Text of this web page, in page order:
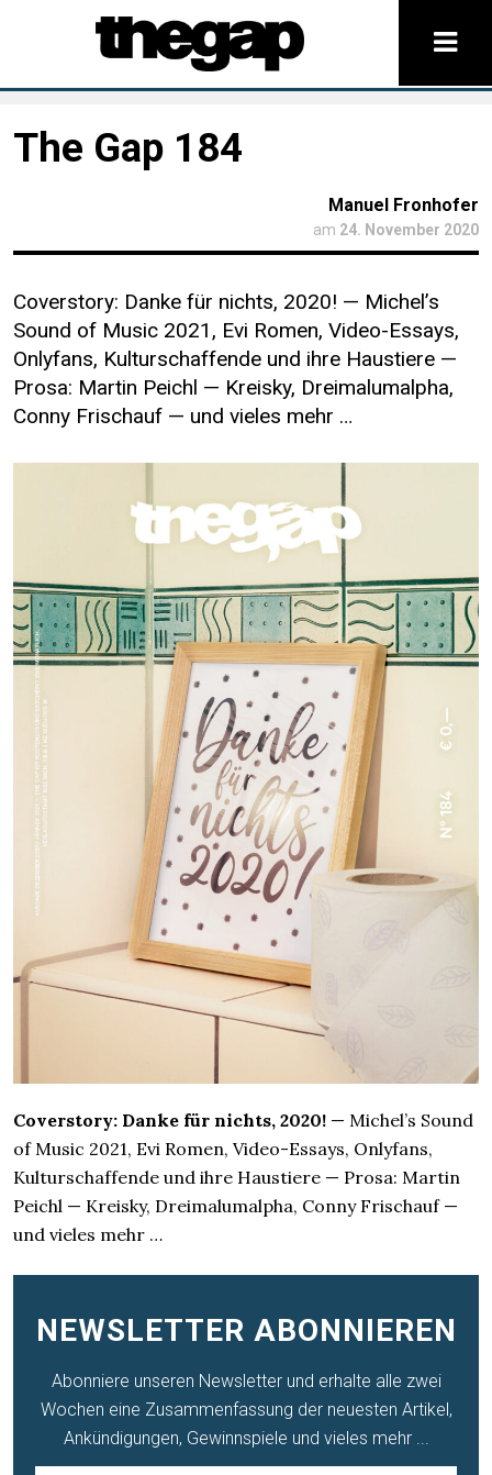
The Gap 184
Manuel Fronhofer
am 24. November 2020
Coverstory: Danke für nichts, 2020! — Michel’s
Sound of Music 2021, Evi Romen, Video-Essays,
Onlyfans, Kulturschaffende und ihre Haustiere —
Prosa: Martin Peichl — Kreisky, Dreimalumalpha,
Conny Frischauf — und vieles mehr …
Coverstory: Danke für nichts, 2020! — Michel’s Sound
of Music 2021, Evi Romen, Video-Essays, Onlyfans,
Kulturschaffende und ihre Haustiere — Prosa: Martin
Peichl — Kreisky, Dreimalumalpha, Conny Frischauf —
und vieles mehr …
NEWSLETTER ABONNIEREN
Abonniere unseren Newsletter und erhalte alle zwei
Wochen eine Zusammenfassung der neuesten Artikel,
Ankündigungen, Gewinnspiele und vieles mehr ...